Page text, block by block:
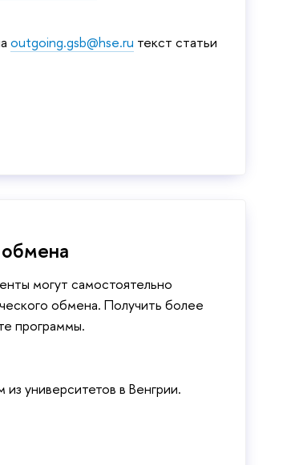
outgoing.gsb@hse.ru текст статьи
могут самостоятельно
обмена. Получить более
программы.
университетов в Венгрии.